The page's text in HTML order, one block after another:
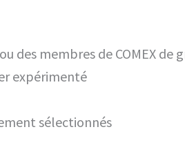
des membres de COMEX de
expérimenté
sélectionnés